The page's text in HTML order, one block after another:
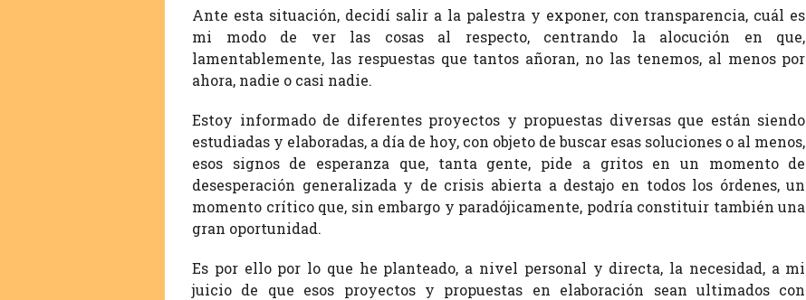
Ante esta situación, decidí salir a la palestra y exponer, con transparencia, cuál es
mi modo de ver las cosas al respecto, centrando la alocución en que,
lamentablemente, las respuestas que tantos añoran, no las tenemos, al menos por
ahora, nadie o casi nadie.
Estoy informado de diferentes proyectos y propuestas diversas que están siendo
estudiadas y elaboradas, a día de hoy, con objeto de buscar esas soluciones o al menos,
esos signos de esperanza que, tanta gente, pide a gritos en un momento de
desesperación generalizada y de crisis abierta a destajo en todos los órdenes, un
momento crítico que, sin embargo y paradójicamente, podría constituir también una
gran oportunidad.
Es por ello por lo que he planteado, a nivel personal y directa, la necesidad, a mi
juicio de que esos proyectos y propuestas en elaboración sean ultimados con